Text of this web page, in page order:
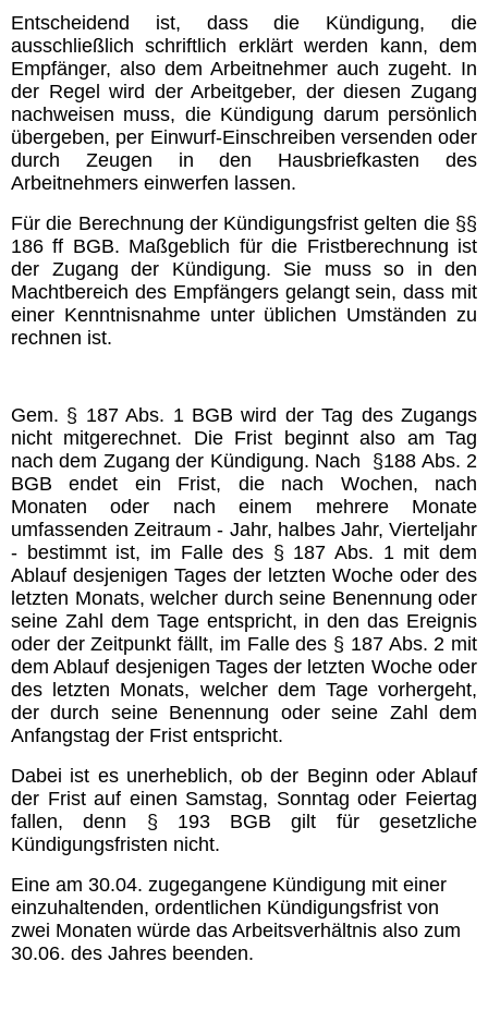
Entscheidend ist, dass die Kündigung, die
ausschließlich schriftlich erklärt werden kann, dem
Empfänger, also dem Arbeitnehmer auch zugeht. In
der Regel wird der Arbeitgeber, der diesen Zugang
nachweisen muss, die Kündigung darum persönlich
übergeben, per Einwurf-Einschreiben versenden oder
durch Zeugen in den Hausbriefkasten des
Arbeitnehmers einwerfen lassen.
Für die Berechnung der Kündigungsfrist gelten die §§
186 ff BGB. Maßgeblich für die Fristberechnung ist
der Zugang der Kündigung. Sie muss so in den
Machtbereich des Empfängers gelangt sein, dass mit
einer Kenntnisnahme unter üblichen Umständen zu
rechnen ist.
Gem. § 187 Abs. 1 BGB wird der Tag des Zugangs
nicht mitgerechnet. Die Frist beginnt also am Tag
nach dem Zugang der Kündigung. Nach §188 Abs. 2
BGB endet ein Frist, die nach Wochen, nach
Monaten oder nach einem mehrere Monate
umfassenden Zeitraum - Jahr, halbes Jahr, Vierteljahr
- bestimmt ist, im Falle des § 187 Abs. 1 mit dem
Ablauf desjenigen Tages der letzten Woche oder des
letzten Monats, welcher durch seine Benennung oder
seine Zahl dem Tage entspricht, in den das Ereignis
oder der Zeitpunkt fällt, im Falle des § 187 Abs. 2 mit
dem Ablauf desjenigen Tages der letzten Woche oder
des letzten Monats, welcher dem Tage vorhergeht,
der durch seine Benennung oder seine Zahl dem
Anfangstag der Frist entspricht.
Dabei ist es unerheblich, ob der Beginn oder Ablauf
der Frist auf einen Samstag, Sonntag oder Feiertag
fallen, denn § 193 BGB gilt für gesetzliche
Kündigungsfristen nicht.
Eine am 30.04. zugegangene Kündigung mit einer
einzuhaltenden, ordentlichen Kündigungsfrist von
zwei Monaten würde das Arbeitsverhältnis also zum
30.06. des Jahres beenden.